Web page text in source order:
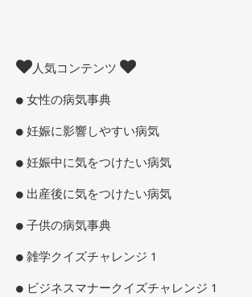
人気コンテンツ
女性の病気事典
妊娠に影響しやすい病気
妊娠中に気をつけたい病気
出産後に気をつけたい病気
子供の病気事典
雑学クイズチャレンジ 1
ビジネスマナークイズチャレンジ 1